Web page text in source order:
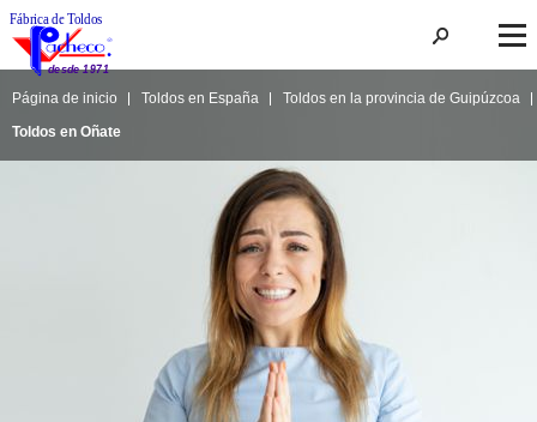
Página de inicio Toldos en España
Toldos en la provincia de Guipúzcoa
Toldos en Oñate